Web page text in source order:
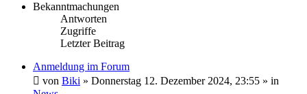
Bekanntmachungen
Antworten
Zugriffe
Letzter Beitrag
Anmeldung im Forum
von Biki » Donnerstag 12. Dezember 2024, 23:55 » in